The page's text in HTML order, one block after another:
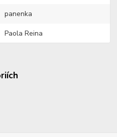
panenka
Paola Reina